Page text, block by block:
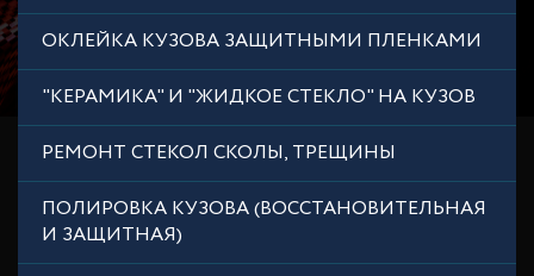
ОКЛЕЙКА КУЗОВА ЗАЩИТНЫМИ ПЛЕНКАМИ
"КЕРАМИКА" И "ЖИДКОЕ СТЕКЛО" НА КУЗОВ
РЕМОНТ СТЕКОЛ СКОЛЫ, ТРЕЩИНЫ
ПОЛИРОВКА КУЗОВА (ВОССТАНОВИТЕЛЬНАЯ
И ЗАЩИТНАЯ)